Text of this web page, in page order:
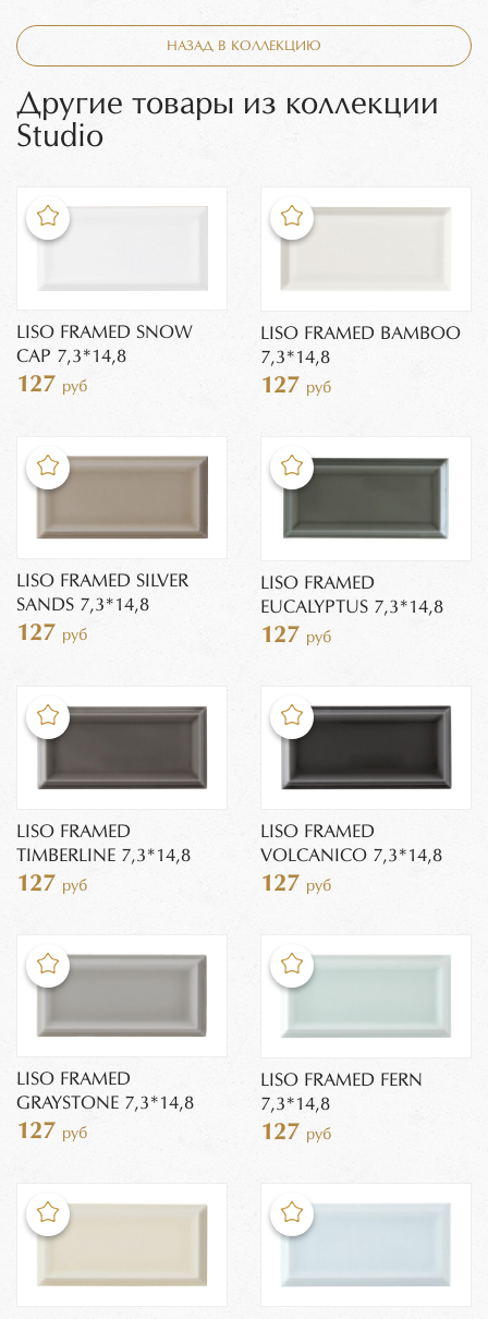
НАЗАД В КОЛЛЕКЦИЮ
Другие товары из коллекции
Studio
LISO FRAMED SNOW
CAP 7,3*14,8
127 руб
LISO FRAMED BAMBOO
7,3*14,8
127 руб
LISO FRAMED SILVER
SANDS 7,3*14,8
127 руб
LISO FRAMED
EUCALYPTUS 7,3*14,8
127 руб
LISO FRAMED
TIMBERLINE 7,3*14,8
127 руб
LISO FRAMED
VOLCANICO 7,3*14,8
127 руб
LISO FRAMED
GRAYSTONE 7,3*14,8
127 руб
LISO FRAMED FERN
7,3*14,8
127 руб